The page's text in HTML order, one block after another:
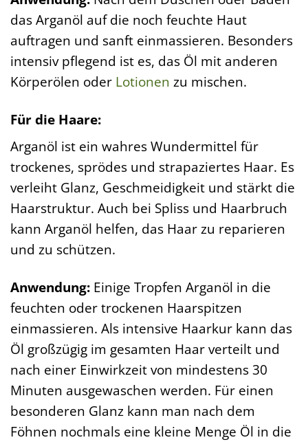
das Arganöl auf die noch feuchte Haut
auftragen und sanft einmassieren. Besonders
intensiv pflegend ist es, das Öl mit anderen
Körperölen oder Lotionen zu mischen.
Für die Haare:
Arganöl ist ein wahres Wundermittel für
trockenes, sprödes und strapaziertes Haar. Es
verleiht Glanz, Geschmeidigkeit und stärkt die
Haarstruktur. Auch bei Spliss und Haarbruch
kann Arganöl helfen, das Haar zu reparieren
und zu schützen.
Anwendung: Einige Tropfen Arganöl in die
feuchten oder trockenen Haarspitzen
einmassieren. Als intensive Haarkur kann das
Öl großzügig im gesamten Haar verteilt und
nach einer Einwirkzeit von mindestens 30
Minuten ausgewaschen werden. Für einen
besonderen Glanz kann man nach dem
Föhnen nochmals eine kleine Menge Öl in die